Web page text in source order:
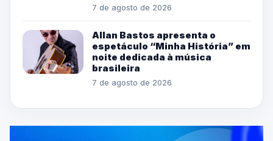
7 de agosto de 2026
Allan Bastos apresenta o
espetáculo “Minha História” em
noite dedicada à música
brasileira
7 de agosto de 2026